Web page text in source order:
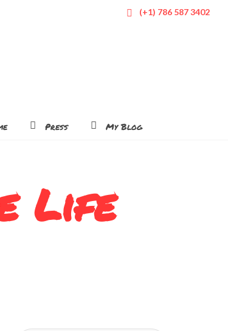
(+1) 786 587 3402
Press My Blog
Life